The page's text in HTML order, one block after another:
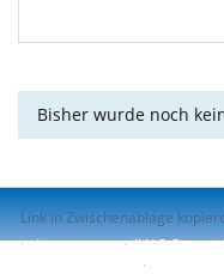
Bisher wurde noch
Link in Zwischenablage
Impressum
ILIAS-